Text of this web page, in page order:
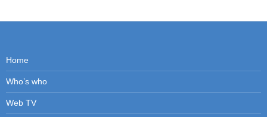
Home
Who’s who
Web TV